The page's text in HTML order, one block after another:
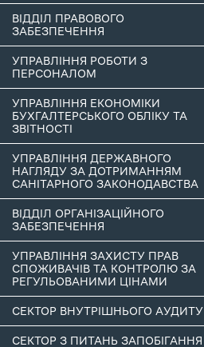
ВІДДІЛ ПРАВОВОГО
ЗАБЕЗПЕЧЕННЯ
УПРАВЛІННЯ РОБОТИ З
ПЕРСОНАЛОМ
УПРАВЛІННЯ ЕКОНОМІКИ
БУХГАЛТЕРСЬКОГО ОБЛІКУ ТА
ЗВІТНОСТІ
УПРАВЛІННЯ ДЕРЖАВНОГО
НАГЛЯДУ ЗА ДОТРИМАННЯМ
САНІТАРНОГО ЗАКОНОДАВСТВА
ВІДДІЛ ОРГАНІЗАЦІЙНОГО
ЗАБЕЗПЕЧЕННЯ
УПРАВЛІННЯ ЗАХИСТУ ПРАВ
СПОЖИВАЧІВ ТА КОНТРОЛЮ ЗА
РЕГУЛЬОВАНИМИ ЦІНАМИ
СЕКТОР ВНУТРІШНЬОГО АУДИТУ
СЕКТОР З ПИТАНЬ ЗАПОБІГАННЯ